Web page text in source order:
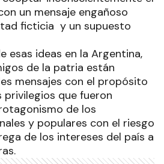
un mensaje engañoso
ficticia y un supuesto
esas ideas en la Argentina,
de la patria están
mensajes con el propósito
que fueron
de los
y populares con el riesgo
de los intereses del país a